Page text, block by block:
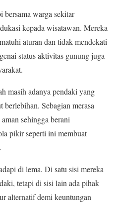
bersama warga sekitar
kepada wisatawan. Mereka
aturan dan tidak mendekati
status aktivitas gunung juga
masih adanya pendaki yang
berlebihan. Sebagian merasa
sehingga berani
pikir seperti ini membuat
di lema. Di satu sisi mereka
tetapi di sisi lain ada pihak
alternatif demi keuntungan